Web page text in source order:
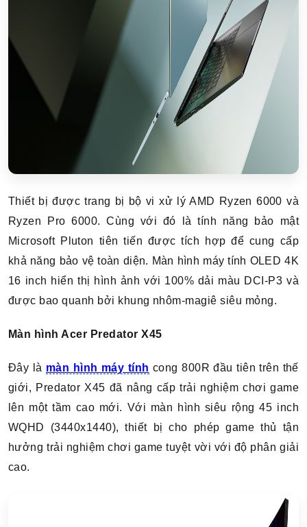
Thiết bị được trang bị bộ vi xử lý AMD Ryzen 6000 và
Ryzen Pro 6000. Cùng với đó là tính năng bảo mật
Microsoft Pluton tiên tiến được tích hợp để cung cấp
khả năng bảo vệ toàn diện. Màn hình máy tính OLED 4K
16 inch hiển thị hình ảnh với 100% dải màu DCI-P3 và
được bao quanh bởi khung nhôm-magiê siêu mỏng.
Màn hình Acer Predator X45
Đây là màn hình máy tính cong 800R đầu tiên trên thế
giới, Predator X45 đã nâng cấp trải nghiệm chơi game
lên một tầm cao mới. Với màn hình siêu rộng 45 inch
WQHD (3440x1440), thiết bị cho phép game thủ tận
hưởng trải nghiệm chơi game tuyệt vời với độ phân giải
cao.